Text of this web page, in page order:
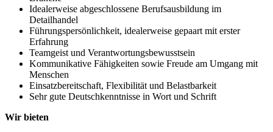
Idealerweise abgeschlossene Berufsausbildung im
Detailhandel
Führungspersönlichkeit, idealerweise gepaart mit erster
Erfahrung
Teamgeist und Verantwortungsbewusstsein
Kommunikative Fähigkeiten sowie Freude am Umgang mit
Menschen
Einsatzbereitschaft, Flexibilität und Belastbarkeit
Sehr gute Deutschkenntnisse in Wort und Schrift
Wir bieten